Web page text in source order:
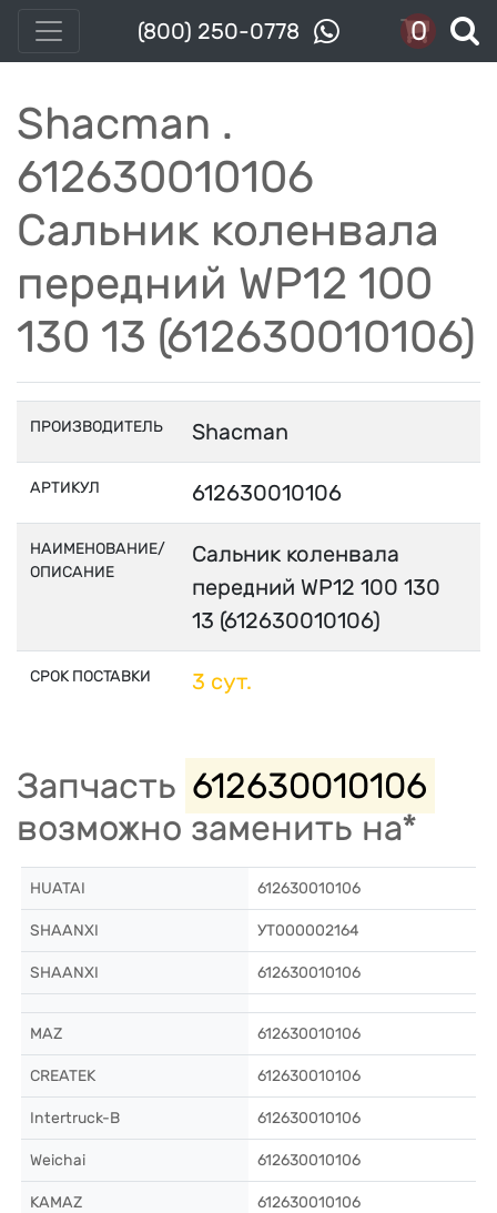
(800) 250-0778 0
Shacman .
612630010106
Сальник коленвала
передний WP12 100
130 13 (612630010106)
ПРОИЗВОДИТЕЛЬ Shacman
АРТИКУЛ 612630010106
НАИМЕНОВАНИЕ/
ОПИСАНИЕ
Сальник коленвала
передний WP12 100 130
13 (612630010106)
СРОК ПОСТАВКИ 3 сут.
Запчасть 612630010106
возможно заменить на*
HUATAI 612630010106
SHAANXI УТ000002164
SHAANXI 612630010106
MAZ 612630010106
CREATEK 612630010106
Intertruck-B 612630010106
Weichai 612630010106
KAMAZ 612630010106